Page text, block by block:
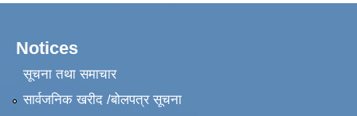
Notices
सूचना तथा समाचार
सार्वजनिक खरीद /बोलपत्र सूचना